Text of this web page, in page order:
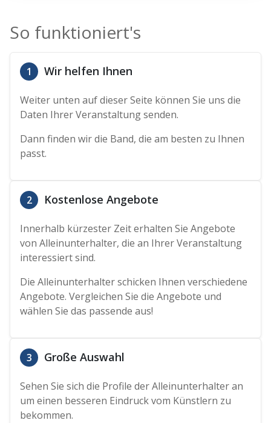
So funktioniert's
1 Wir helfen Ihnen
Weiter unten auf dieser Seite können Sie uns die
Daten Ihrer Veranstaltung senden.
Dann finden wir die Band, die am besten zu Ihnen
passt.
2 Kostenlose Angebote
Innerhalb kürzester Zeit erhalten Sie Angebote
von Alleinunterhalter, die an Ihrer Veranstaltung
interessiert sind.
Die Alleinunterhalter schicken Ihnen verschiedene
Angebote. Vergleichen Sie die Angebote und
wählen Sie das passende aus!
3 Große Auswahl
Sehen Sie sich die Profile der Alleinunterhalter an
um einen besseren Eindruck vom Künstlern zu
bekommen.